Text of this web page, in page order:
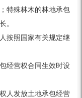
特殊林木的林地承包
。
按照国家有关规定继
经营权合同生效时设
人发放土地承包经营